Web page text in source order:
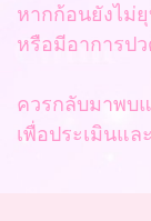
หากก้อนยังไม่
หรือมีอาการป
ควรกลับมาพบ
เพื่อประเมินแล